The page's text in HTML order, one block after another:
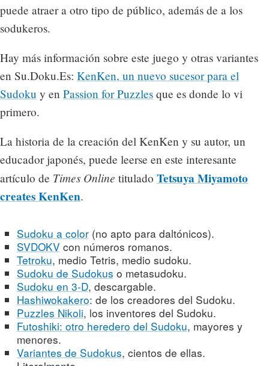
puede atraer a otro tipo de público, además de a los
sodukeros.
Hay más información sobre este juego y otras variantes
en Su.Doku.Es: KenKen, un nuevo sucesor para el
Sudoku y en Passion for Puzzles que es donde lo vi
primero.
La historia de la creación del KenKen y su autor, un
educador japonés, puede leerse en este interesante
artículo de Times Online titulado Tetsuya Miyamoto
creates KenKen.
Sudoku a color(no apto para daltónicos).
SVDOKV con números romanos.
Tetroku, medio Tetris, medio sudoku.
Sudoku de Sudokus o metasudoku.
Sudoku en 3-D, descargable.
Hashiwokakero: de los creadores del Sudoku.
Puzzles Nikoli, los inventores del Sudoku.
Futoshiki: otro heredero del Sudoku, mayores y
menores.
Variantes de Sudokus, cientos de ellas.